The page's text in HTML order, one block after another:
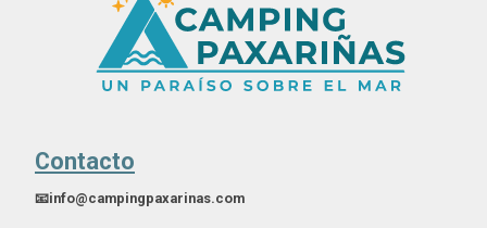
Contacto
📧info@campingpaxarinas.com